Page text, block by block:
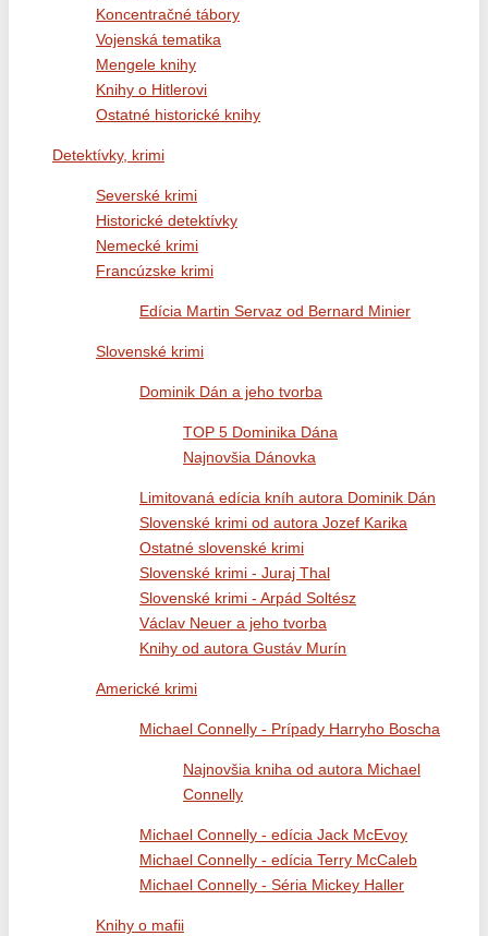
Koncentračné tábory
Vojenská tematika
Mengele knihy
Knihy o Hitlerovi
Ostatné historické knihy
Detektívky, krimi
Severské krimi
Historické detektívky
Nemecké krimi
Francúzske krimi
Edícia Martin Servaz od Bernard Minier
Slovenské krimi
Dominik Dán a jeho tvorba
TOP 5 Dominika Dána
Najnovšia Dánovka
Limitovaná edícia kníh autora Dominik Dán
Slovenské krimi od autora Jozef Karika
Ostatné slovenské krimi
Slovenské krimi - Juraj Thal
Slovenské krimi - Arpád Soltész
Václav Neuer a jeho tvorba
Knihy od autora Gustáv Murín
Americké krimi
Michael Connelly - Prípady Harryho Boscha
Najnovšia kniha od autora Michael
Connelly
Michael Connelly - edícia Jack McEvoy
Michael Connelly - edícia Terry McCaleb
Michael Connelly - Séria Mickey Haller
Knihy o mafii